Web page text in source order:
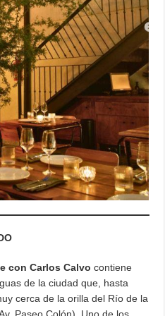
con Carlos Calvo contiene
de la ciudad que, hasta
cerca de la orilla del Río de la
Paseo Colón). Uno de los